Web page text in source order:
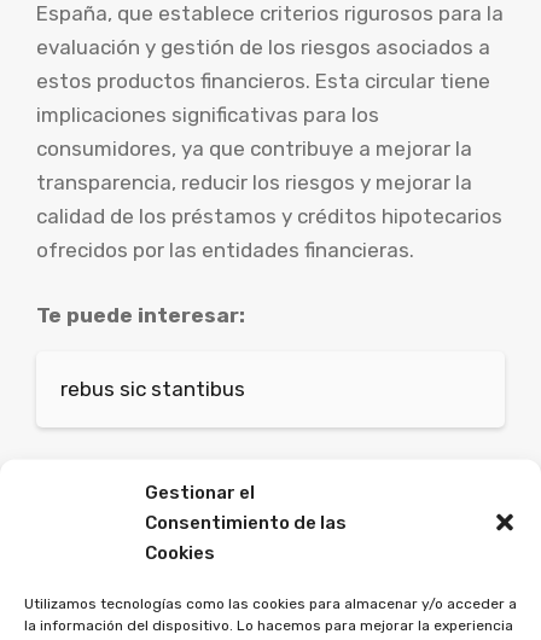
Gestionar el
Consentimiento de las
Cookies
Utilizamos tecnologías como las cookies para almacenar y/o acceder a
la información del dispositivo. Lo hacemos para mejorar la experiencia
España, que establece criterios rigurosos para la
evaluación y gestión de los riesgos asociados a
estos productos financieros. Esta circular tiene
implicaciones significativas para los
consumidores, ya que contribuye a mejorar la
transparencia, reducir los riesgos y mejorar la
calidad de los préstamos y créditos hipotecarios
ofrecidos por las entidades financieras.
Te puede interesar:
rebus sic stantibus